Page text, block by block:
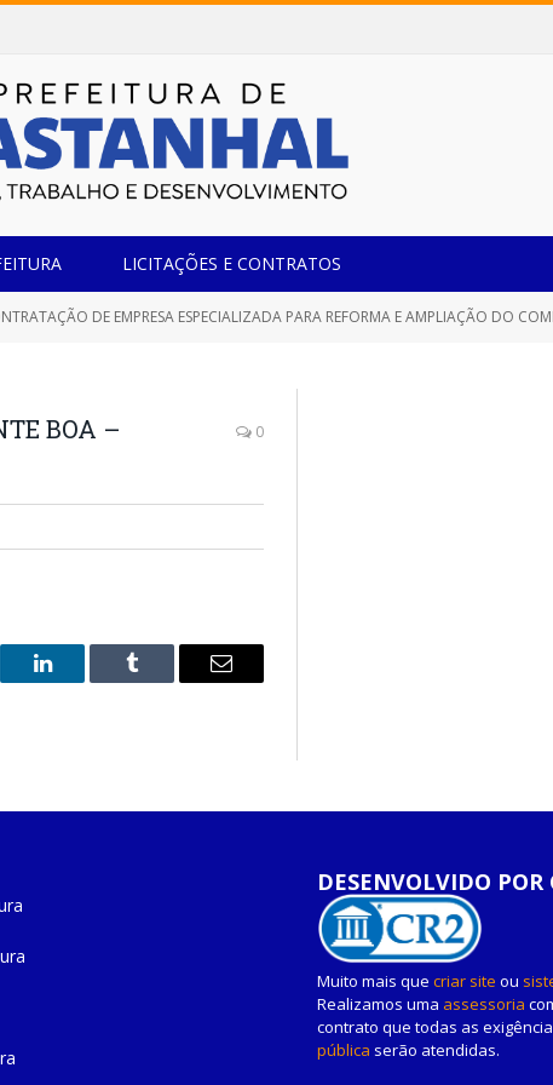
LICITAÇÕES E CONTRATOS
ESPECIALIZADA PARA REFORMA E AMPLIAÇÃO DO COMPLEXO ESPORTIVO DO BAIRRO FONTE BOA, NESTE
BOA –
0
O
Tumblr
E-
DESENVOLVIDO POR
Muito mais que criar site ou
Realizamos uma assessoria
contrato que todas as
pública serão atendidas.